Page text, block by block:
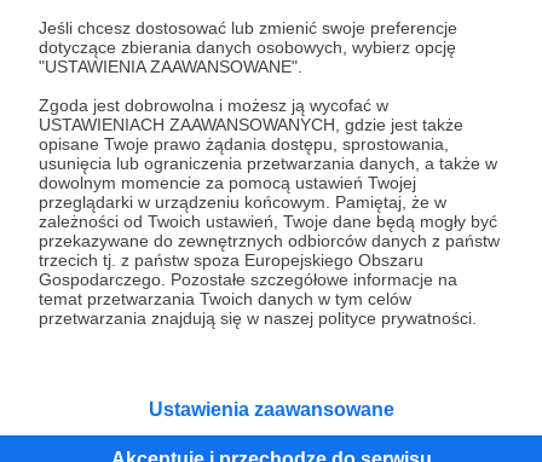
Jeśli chcesz dostosować lub zmienić swoje preferencje
dotyczące zbierania danych osobowych, wybierz opcję
"USTAWIENIA ZAAWANSOWANE".
Zgoda jest dobrowolna i możesz ją wycofać w
USTAWIENIACH ZAAWANSOWANYCH, gdzie jest także
opisane Twoje prawo żądania dostępu, sprostowania,
usunięcia lub ograniczenia przetwarzania danych, a także w
dowolnym momencie za pomocą ustawień Twojej
przeglądarki w urządzeniu końcowym. Pamiętaj, że w
zależności od Twoich ustawień, Twoje dane będą mogły być
przekazywane do zewnętrznych odbiorców danych z państw
trzecich tj. z państw spoza Europejskiego Obszaru
Gospodarczego. Pozostałe szczegółowe informacje na
temat przetwarzania Twoich danych w tym celów
przetwarzania znajdują się w naszej polityce prywatności.
Ustawienia zaawansowane
Pozostań na Patronite
Kategorie
O Patronite
Dodatkowe produkty
Pomoc
RegulaminPolityka prywatnościPatronite Commons